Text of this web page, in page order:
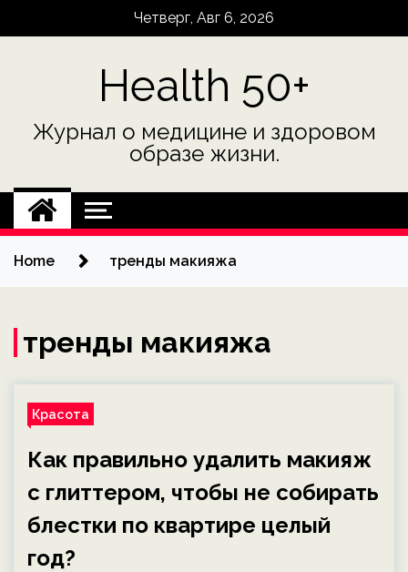
Четверг, Авг 6, 2026
Health 50+
Журнал о медицине и здоровом
образе жизни.
Home тренды макияжа
тренды макияжа
Красота
Как правильно удалить макияж
с глиттером, чтобы не собирать
блестки по квартире целый
год?